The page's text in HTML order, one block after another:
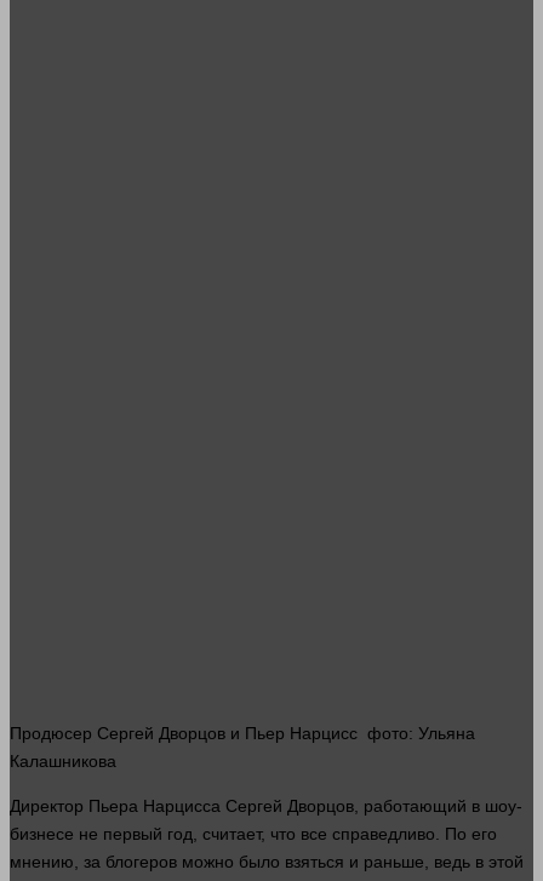
Продюсер Сергей Дворцов и Пьер Нарцисс фото: Ульяна
Калашникова
Директор Пьера Нарцисса Сергей Дворцов, работающий в шоу-
бизнесе не первый год, считает, что все справедливо. По его
мнению, за блогеров можно было взяться и раньше, ведь в этой